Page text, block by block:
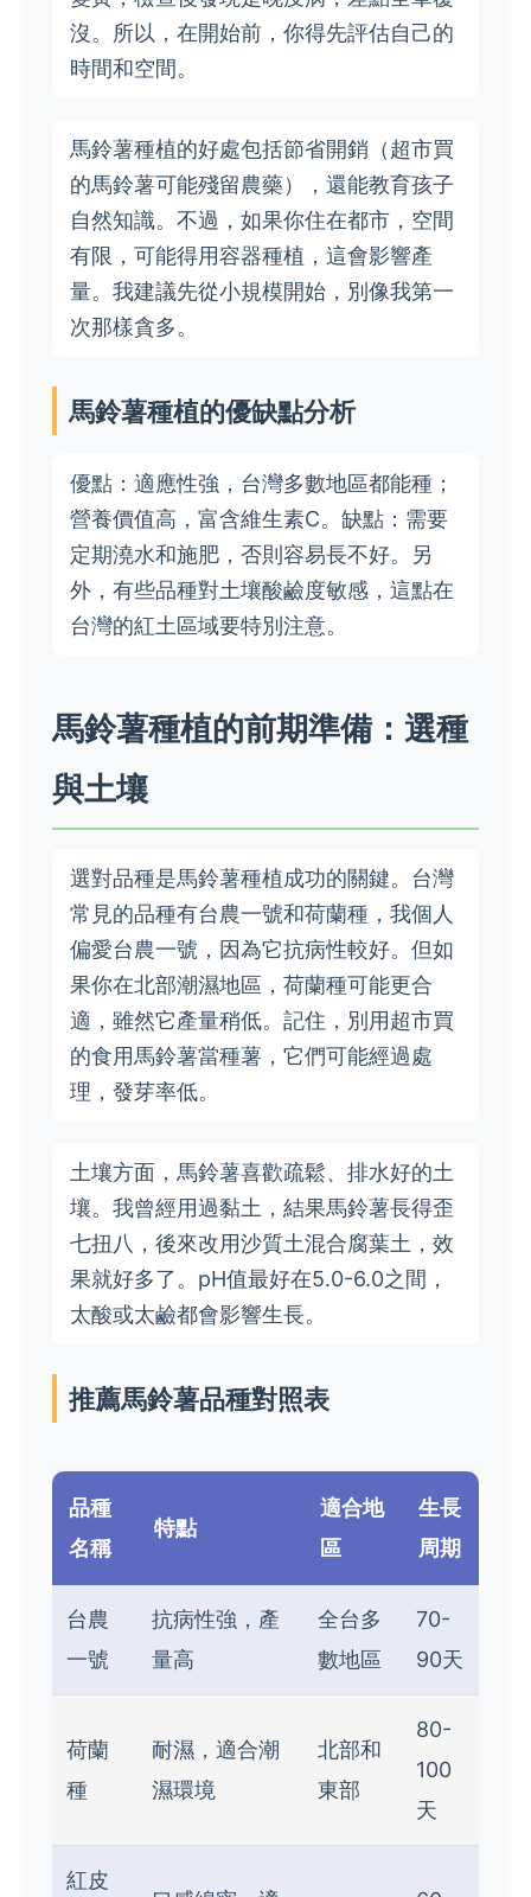
沒。所以，在開始前，你得先評估自己的
時間和空間。
馬鈴薯種植的好處包括節省開銷（超市買
的馬鈴薯可能殘留農藥），還能教育孩子
自然知識。不過，如果你住在都市，空間
有限，可能得用容器種植，這會影響產
量。我建議先從小規模開始，別像我第一
次那樣貪多。
馬鈴薯種植的優缺點分析
優點：適應性強，台灣多數地區都能種；
營養價值高，富含維生素C。缺點：需要
定期澆水和施肥，否則容易長不好。另
外，有些品種對土壤酸鹼度敏感，這點在
台灣的紅土區域要特別注意。
馬鈴薯種植的前期準備：選種
與土壤
選對品種是馬鈴薯種植成功的關鍵。台灣
常見的品種有台農一號和荷蘭種，我個人
偏愛台農一號，因為它抗病性較好。但如
果你在北部潮濕地區，荷蘭種可能更合
適，雖然它產量稍低。記住，別用超市買
的食用馬鈴薯當種薯，它們可能經過處
理，發芽率低。
土壤方面，馬鈴薯喜歡疏鬆、排水好的土
壤。我曾經用過黏土，結果馬鈴薯長得歪
七扭八，後來改用沙質土混合腐葉土，效
果就好多了。pH值最好在5.0-6.0之間，
太酸或太鹼都會影響生長。
推薦馬鈴薯品種對照表
品種
名稱
特點
適合地
區
生長
周期
台農
一號
抗病性強，產
量高
全台多
數地區
70-
90天
荷蘭
種
耐濕，適合潮
濕環境
北部和
東部
80-
100
天
紅皮